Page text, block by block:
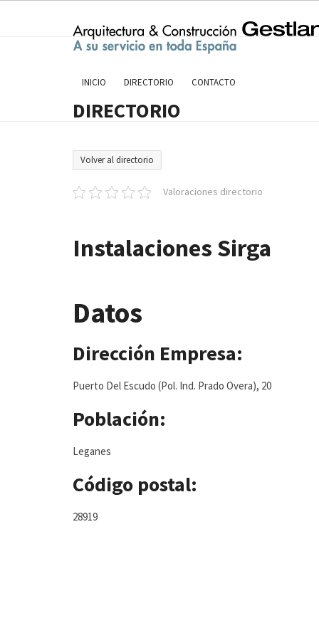
INICIO DIRECTORIO CONTACTO
DIRECTORIO
Volver al directorio
Valoraciones directorio
Instalaciones Sirga
Datos
Dirección Empresa:
Puerto Del Escudo (Pol. Ind. Prado Overa), 20
Población:
Leganes
Código postal:
28919